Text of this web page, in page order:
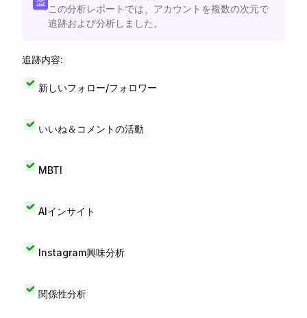
この分析レポートでは、アカウントを複数の次元で
追跡および分析しました。
追跡内容:
新しいフォロー/フォロワー
いいね＆コメントの活動
MBTI
AIインサイト
Instagram興味分析
関係性分析